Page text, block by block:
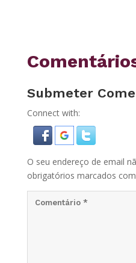
Submeter
Connect with:
O seu endereço de email
obrigatórios marcados com